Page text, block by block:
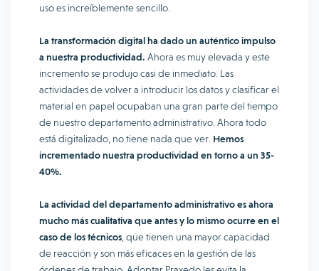
uso es increíblemente sencillo.
La transformación digital ha dado un auténtico impulso
a nuestra productividad. Ahora es muy elevada y este
incremento se produjo casi de inmediato. Las
actividades de volver a introducir los datos y clasificar el
material en papel ocupaban una gran parte del tiempo
de nuestro departamento administrativo. Ahora todo
está digitalizado, no tiene nada que ver. Hemos
incrementado nuestra productividad en torno a un 35-
40%.
La actividad del departamento administrativo es ahora
mucho más cualitativa que antes y lo mismo ocurre en el
caso de los técnicos , que tienen una mayor capacidad
de reacción y son más eficaces en la gestión de las